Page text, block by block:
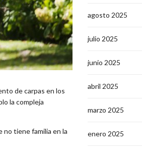
de carpas en los
la compleja
no tiene familia en la
agosto 2025
julio 2025
junio 2025
abril 2025
marzo 2025
enero 2025